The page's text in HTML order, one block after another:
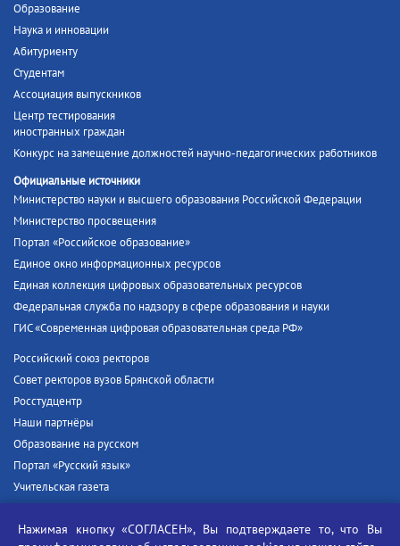
Образование
Наука и инновации
Абитуриенту
Студентам
Ассоциация выпускников
Центр тестирования
иностранных граждан
Конкурс на замещение должностей научно-педагогических работников
Официальные источники
Министерство науки и высшего образования Российской Федерации
Министерство просвещения
Портал «Российское образование»
Единое окно информационных ресурсов
Единая коллекция цифровых образовательных ресурсов
Федеральная служба по надзору в сфере образования и науки
ГИС «Современная цифровая образовательная среда РФ»
Российский союз ректоров
Совет ректоров вузов Брянской области
Росстудцентр
Наши партнёры
Образование на русском
Портал «Русский язык»
Учительская газета
Единый портал государственных услуг
Нажимая кнопку «СОГЛАСЕН», Вы подтверждаете то, что Вы